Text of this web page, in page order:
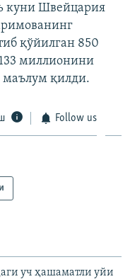
куни Швейцария
қўйилган 850
миллионини
маълум қилди.
Follow us
уч ҳашаматли уйи